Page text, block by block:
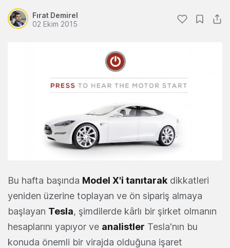
Fırat Demirel
02 Ekim 2015
Bu hafta başında Model X'i tanıtarak dikkatleri
yeniden üzerine toplayan ve ön sipariş almaya
başlayan Tesla, şimdilerde kârlı bir şirket olmanın
hesaplarını yapıyor ve analistler Tesla'nın bu
konuda önemli bir virajda olduğuna işaret